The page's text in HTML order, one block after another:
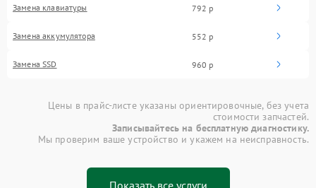
Замена клавиатуры 792 р
Замена аккумулятора 552 р
Замена SSD 960 р
Цены в прайс-листе указаны ориентировочные, без учета
стоимости запчастей.
Записывайтесь на бесплатную диагностику.
Мы проверим ваше устройство и укажем на неисправность.